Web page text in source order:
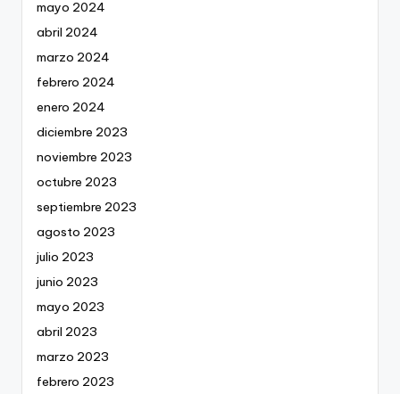
mayo 2024
abril 2024
marzo 2024
febrero 2024
enero 2024
diciembre 2023
noviembre 2023
octubre 2023
septiembre 2023
agosto 2023
julio 2023
junio 2023
mayo 2023
abril 2023
marzo 2023
febrero 2023